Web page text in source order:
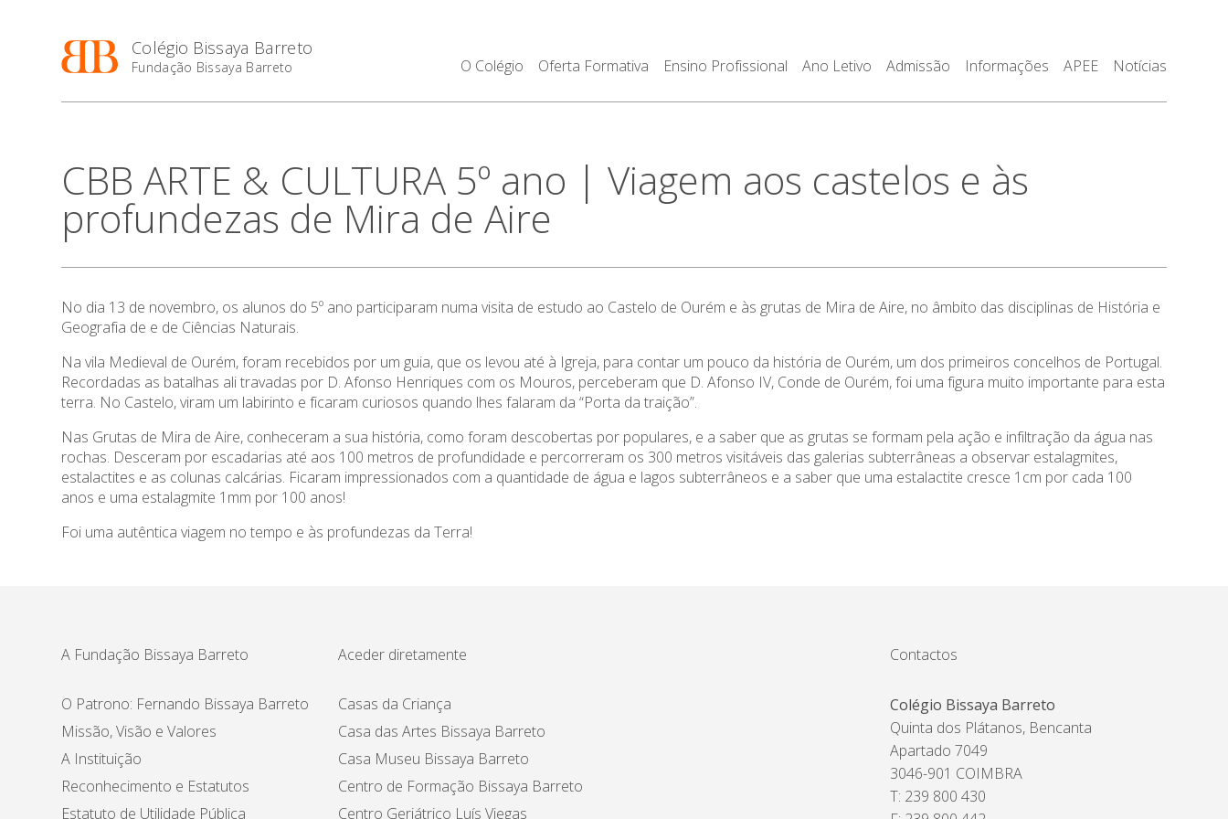
Colégio Bissaya Barreto
Fundação Bissaya Barreto O Colégio Oferta Formativa Ensino Profissional Ano Letivo Admissão Informações APEE Notícias
CBB ARTE & CULTURA 5º ano | Viagem aos castelos e às
profundezas de Mira de Aire
No dia 13 de novembro, os alunos do 5º ano participaram numa visita de estudo ao Castelo de Ourém e às grutas de Mira de Aire, no âmbito das disciplinas de História e
Geografia de e de Ciências Naturais.
Na vila Medieval de Ourém, foram recebidos por um guia, que os levou até à Igreja, para contar um pouco da história de Ourém, um dos primeiros concelhos de Portugal.
Recordadas as batalhas ali travadas por D. Afonso Henriques com os Mouros, perceberam que D. Afonso IV, Conde de Ourém, foi uma figura muito importante para esta
terra. No Castelo, viram um labirinto e ficaram curiosos quando lhes falaram da “Porta da traição”.
Nas Grutas de Mira de Aire, conheceram a sua história, como foram descobertas por populares, e a saber que as grutas se formam pela ação e infiltração da água nas
rochas. Desceram por escadarias até aos 100 metros de profundidade e percorreram os 300 metros visitáveis das galerias subterrâneas a observar estalagmites,
estalactites e as colunas calcárias. Ficaram impressionados com a quantidade de água e lagos subterrâneos e a saber que uma estalactite cresce 1cm por cada 100
anos e uma estalagmite 1mm por 100 anos!
Foi uma autêntica viagem no tempo e às profundezas da Terra!
A Fundação Bissaya Barreto
O Patrono: Fernando Bissaya Barreto
Missão, Visão e Valores
A Instituição
Reconhecimento e Estatutos
Estatuto de Utilidade Pública
Aceder diretamente
Casas da Criança
Casa das Artes Bissaya Barreto
Casa Museu Bissaya Barreto
Centro de Formação Bissaya Barreto
Centro Geriátrico Luís Viegas
Contactos
Colégio Bissaya Barreto
Quinta dos Plátanos, Bencanta
Apartado 7049
3046-901 COIMBRA
T: 239 800 430